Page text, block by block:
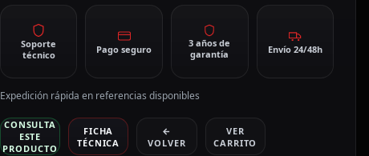
Soporte
técnico
Pago seguro
3 años de
garantía
Envío 24/48h
Expedición rápida en referencias disponibles
CONSULTA
ESTE
PRODUCTO
FICHA
TÉCNICA
←
VOLVER
VER
CARRITO